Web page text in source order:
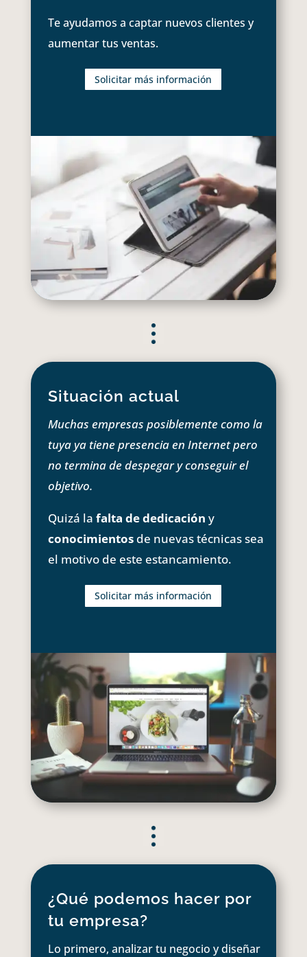
Te ayudamos a captar nuevos clientes y
aumentar tus ventas.
Solicitar más información
Situación actual
Muchas empresas posiblemente como la
tuya ya tiene presencia en Internet pero
no termina de despegar y conseguir el
objetivo.
Quizá la falta de dedicación y
conocimientosde nuevas técnicas sea
el motivo de este estancamiento.
Solicitar más información
¿Qué podemos hacer por
tu empresa?
Lo primero, analizar tu negocio y diseñar